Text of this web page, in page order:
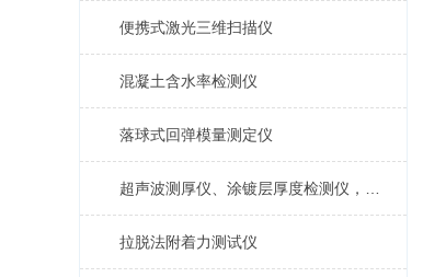
便携式激光三维扫描仪
混凝土含水率检测仪
落球式回弹模量测定仪
拉脱法附着力测试仪